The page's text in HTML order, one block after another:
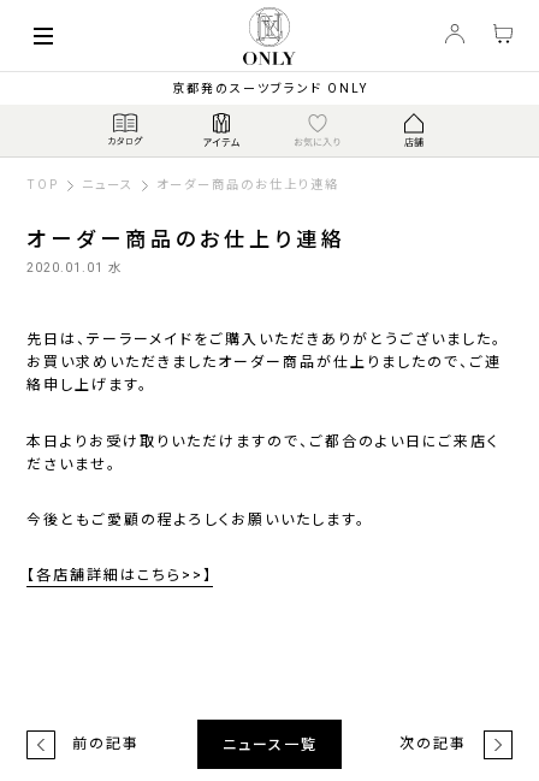
京都発のスーツブランド ONLY
TOP ニュース オーダー商品のお仕上り連絡
オーダー商品のお仕上り連絡
2020.01.01 水
先日は、テーラーメイドをご購入いただきありがとうございました。
お買い求めいただきましたオーダー商品が仕上りましたので、ご連
絡申し上げます。
本日よりお受け取りいただけますので、ご都合のよい日にご来店く
ださいませ。
今後ともご愛顧の程よろしくお願いいたします。
【各店舗詳細はこちら>>】
前の記事 ニュース一覧 次の記事